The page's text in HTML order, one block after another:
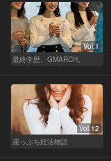
Vol.1
最終学歴、GMARCH。
Vol.12
崖っぷち妊活物語